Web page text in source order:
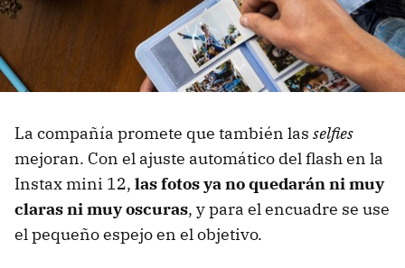
La compañía promete que también las selfies
mejoran. Con el ajuste automático del flash en la
Instax mini 12, las fotos ya no quedarán ni muy
claras ni muy oscuras, y para el encuadre se use
el pequeño espejo en el objetivo.